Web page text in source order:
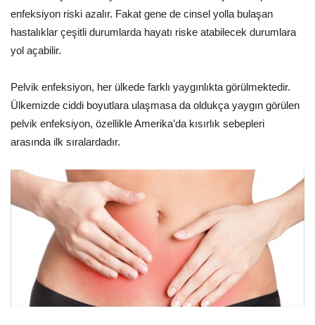
enfeksiyon riski azalır. Fakat gene de cinsel yolla bulaşan
hastalıklar çeşitli durumlarda hayatı riske atabilecek durumlara
yol açabilir.
Pelvik enfeksiyon, her ülkede farklı yaygınlıkta görülmektedir.
Ülkemizde ciddi boyutlara ulaşmasa da oldukça yaygın görülen
pelvik enfeksiyon, özellikle Amerika’da kısırlık sebepleri
arasında ilk sıralardadır.